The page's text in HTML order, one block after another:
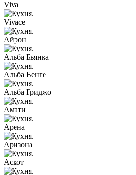
Viva
Vivace
Айрон
Альба Бьянка
Альба Венге
Альба Гриджо
Амати
Арена
Аризона
Аскот